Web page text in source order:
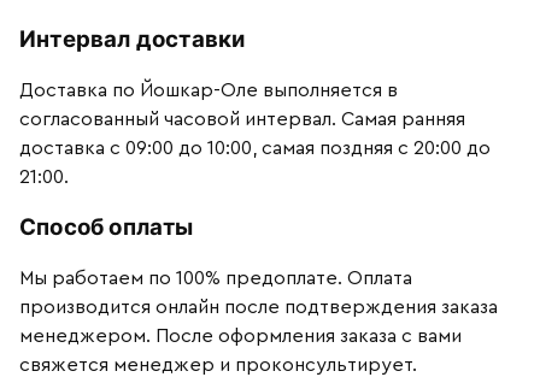
Интервал доставки
Доставка по Йошкар-Оле выполняется в
согласованный часовой интервал. Самая ранняя
доставка с 09:00 до 10:00, самая поздняя с 20:00 до
21:00.
Способ оплаты
Мы работаем по 100% предоплате. Оплата
производится онлайн после подтверждения заказа
менеджером. После оформления заказа с вами
свяжется менеджер и проконсультирует.